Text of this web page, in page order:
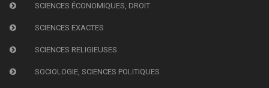
SCIENCES ÉCONOMIQUES, DROIT
SCIENCES EXACTES
SCIENCES RELIGIEUSES
SOCIOLOGIE, SCIENCES POLITIQUES